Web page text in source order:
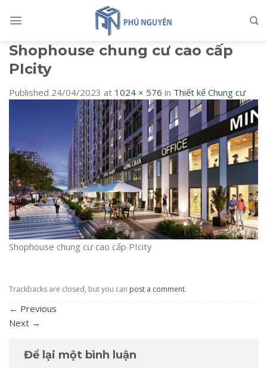
Shophouse chung cư cao cấp
PIcity
Published 24/04/2023 at 1024 × 576 in Thiết kế Chung cư
Shophouse chung cư cao cấp PIcity
Trackbacks are closed, but you can post a comment.
← Previous
Next →
Để lại một bình luận